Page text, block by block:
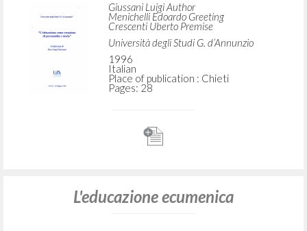
Giussani Luigi Author
Menichelli Edoardo Greeting
Crescenti Uberto Premise
Università degli Studi G. d’Annunzio
1996
Italian
Place of publication : Chieti
Pages: 28
L'educazione ecumenica